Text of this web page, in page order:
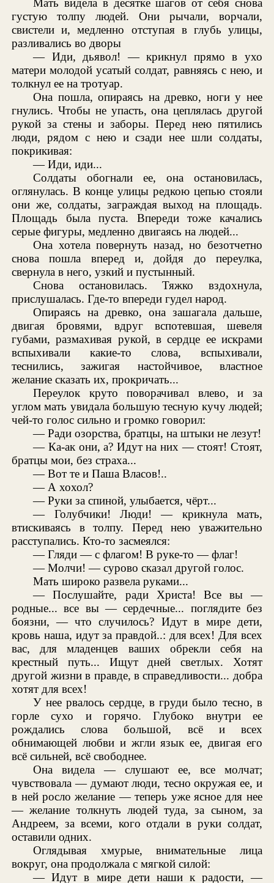
Мать видела в десятке шагов от себя снова
густую толпу людей. Они рычали, ворчали,
свистели и, медленно отступая в глубь улицы,
разливались во дворы
— Иди, дьявол! — крикнул прямо в ухо
матери молодой усатый солдат, равняясь с нею, и
толкнул ее на тротуар.
Она пошла, опираясь на древко, ноги у нее
гнулись. Чтобы не упасть, она цеплялась другой
рукой за стены и заборы. Перед нею пятились
люди, рядом с нею и сзади нее шли солдаты,
покрикивая:
— Иди, иди...
Солдаты обогнали ее, она остановилась,
оглянулась. В конце улицы редкою цепью стояли
они же, солдаты, заграждая выход на площадь.
Площадь была пуста. Впереди тоже качались
серые фигуры, медленно двигаясь на людей...
Она хотела повернуть назад, но безотчетно
снова пошла вперед и, дойдя до переулка,
свернула в него, узкий и пустынный.
Снова остановилась. Тяжко вздохнула,
прислушалась. Где-то впереди гудел народ.
Опираясь на древко, она зашагала дальше,
двигая бровями, вдруг вспотевшая, шевеля
губами, размахивая рукой, в сердце ее искрами
вспыхивали какие-то слова, вспыхивали,
теснились, зажигая настойчивое, властное
желание сказать их, прокричать...
Переулок круто поворачивал влево, и за
углом мать увидала большую тесную кучу людей;
чей-то голос сильно и громко говорил:
— Ради озорства, братцы, на штыки не лезут!
— Ка-ак они, а? Идут на них — стоят! Стоят,
братцы мои, без страха...
— Вот те и Паша Власов!..
— А хохол?
— Руки за спиной, улыбается, чёрт...
— Голубчики! Люди! — крикнула мать,
втискиваясь в толпу. Перед нею уважительно
расступались. Кто-то засмеялся:
— Гляди — с флагом! В руке-то — флаг!
— Молчи! — сурово сказал другой голос.
Мать широко развела руками...
— Послушайте, ради Христа! Все вы —
родные... все вы — сердечные... поглядите без
боязни, — что случилось? Идут в мире дети,
кровь наша, идут за правдой..: для всех! Для всех
вас, для младенцев ваших обрекли себя на
крестный путь... Ищут дней светлых. Хотят
другой жизни в правде, в справедливости... добра
хотят для всех!
У нее рвалось сердце, в груди было тесно, в
горле сухо и горячо. Глубоко внутри ее
рождались слова большой, всё и всех
обнимающей любви и жгли язык ее, двигая его
всё сильней, всё свободнее.
Она видела — слушают ее, все молчат;
чувствовала — думают люди, тесно окружая ее, и
в ней росло желание — теперь уже ясное для нее
— желание толкнуть людей туда, за сыном, за
Андреем, за всеми, кого отдали в руки солдат,
оставили одних.
Оглядывая хмурые, внимательные лица
вокруг, она продолжала с мягкой силой:
— Идут в мире дети наши к радости, —